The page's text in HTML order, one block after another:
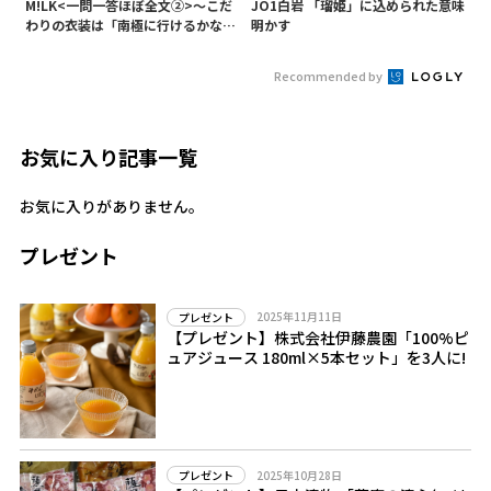
M!LK<一問一答ほぼ全文②>～こだ
わりの衣装は「南極に行けるかなと
JO1白岩 「瑠姫」に込められた意味
明かす
Recommended by
お気に入り記事一覧
お気に入りがありません。
プレゼント
プレゼント 2025年11月11日
【プレゼント】株式会社伊藤農園「100%ピ
ュアジュース 180ml×5本セット」を3人に!
プレゼント 2025年10月28日